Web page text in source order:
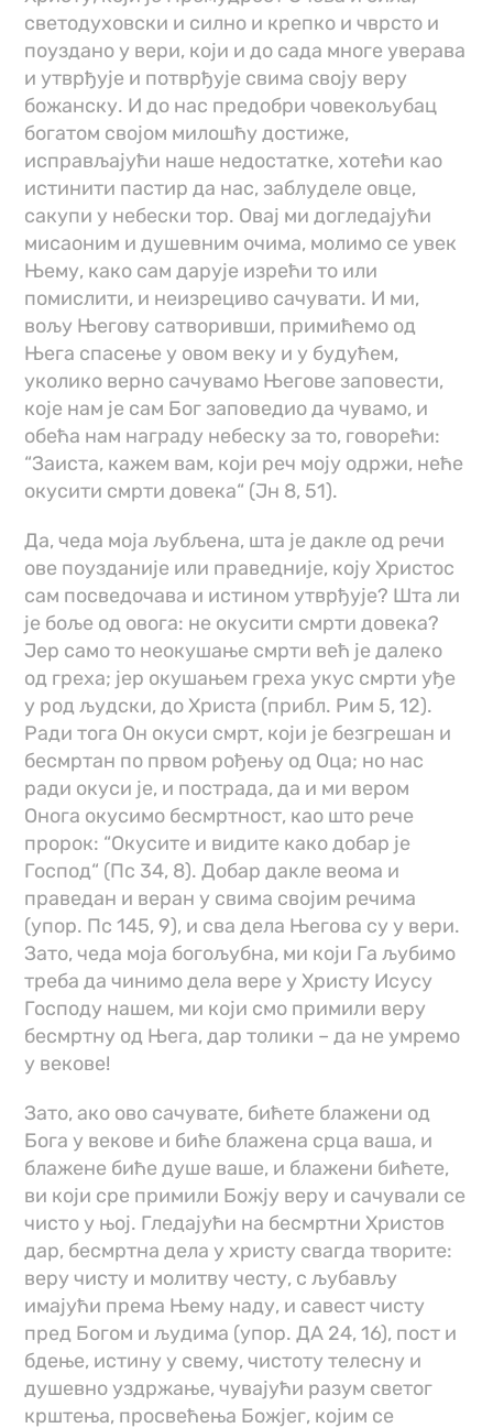
светодуховски и силно и крепко и чврсто и
поуздано у вери, који и до сада многе уверава
и утврђује и потврђује свима своју веру
божанску. И до нас предобри човекољубац
богатом својом милошћу достиже,
исправљајући наше недостатке, хотећи као
истинити пастир да нас, заблуделе овце,
сакупи у небески тор. Овај ми догледајући
мисаоним и душевним очима, молимо се увек
Њему, како сам дарује изрећи то или
помислити, и неизрециво сачувати. И ми,
вољу Његову сатворивши, примићемо од
Њега спасење у овом веку и у будућем,
уколико верно сачувамо Његове заповести,
које нам је сам Бог заповедио да чувамо, и
обећа нам награду небеску за то, говорећи:
“Заиста, кажем вам, који реч моју одржи, неће
окусити смрти довека“ (Јн 8, 51).
Да, чеда моја љубљена, шта је дакле од речи
ове поузданије или праведније, коју Христос
сам посведочава и истином утврђује? Шта ли
је боље од овога: не окусити смрти довека?
Јер само то неокушање смрти већ је далеко
од греха; јер окушањем греха укус смрти уђе
у род људски, до Христа (прибл. Рим 5, 12).
Ради тога Он окуси смрт, који је безгрешан и
бесмртан по првом рођењу од Оца; но нас
ради окуси је, и пострада, да и ми вером
Онога окусимо бесмртност, као што рече
пророк: “Окусите и видите како добар је
Господ“ (Пс 34, 8). Добар дакле веома и
праведан и веран у свима својим речима
(упор. Пс 145, 9), и сва дела Његова су у вери.
Зато, чеда моја богољубна, ми који Га љубимо
треба да чинимо дела вере у Христу Исусу
Господу нашем, ми који смо примили веру
бесмртну од Њега, дар толики – да не умремо
у векове!
Зато, ако ово сачувате, бићете блажени од
Бога у векове и биће блажена срца ваша, и
блажене биће душе ваше, и блажени бићете,
ви који сре примили Божју веру и сачували се
чисто у њој. Гледајући на бесмртни Христов
дар, бесмртна дела у христу свагда творите:
веру чисту и молитву честу, с љубављу
имајући према Њему наду, и савест чисту
пред Богом и људима (упор. ДА 24, 16), пост и
бдење, истину у свему, чистоту телесну и
душевно уздржање, чувајући разум светог
крштења, просвећења Божјег, којим се